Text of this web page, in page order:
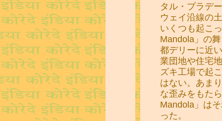
タル・プラデ
ウェイ沿線の
いくつも起こ
Mandola」の
都デリーに近
業団地や住宅
ズキ工場で起
はない。あま
な歪みをもた
Mandola」は
った。